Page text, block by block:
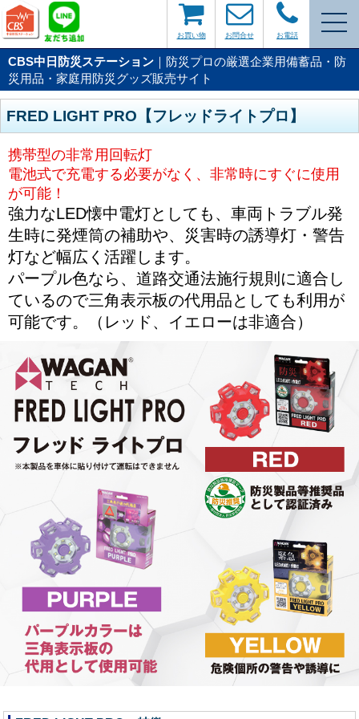
お電話
お問合せ
お買い物
CBS中日防災ステーション ｜防災プロの厳選企業用備蓄品・防
災用品・家庭用防災グッズ販売サイト
FRED LIGHT PRO【フレッドライトプロ】
携帯型の非常用回転灯
電池式で充電する必要がなく、非常時にすぐに使用
が可能！
強力なLED懐中電灯としても、車両トラブル発
生時に発煙筒の補助や、災害時の誘導灯・警告
灯など幅広く活躍します。
パープル色なら、道路交通法施行規則に適合し
ているので三角表示板の代用品としても利用が
可能です。（レッド、イエローは非適合）